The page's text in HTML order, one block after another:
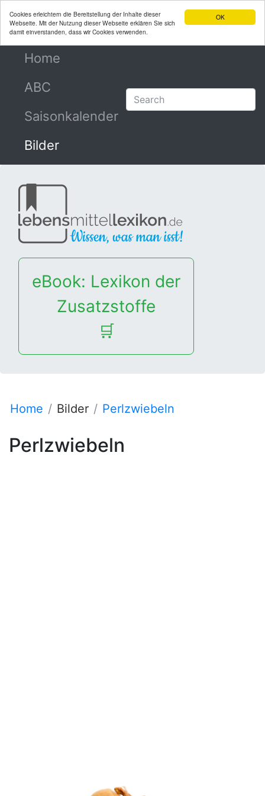
OK
Cookies erleichtern die Bereitstellung der Inhalte dieser
Webseite. Mit der Nutzung dieser Webseite erklären Sie sich
damit einverstanden, dass wir Cookies verwenden.
Home
ABC
Saisonkalender
Bilder
eBook: Lexikon der
Zusatzstoffe
🛒
Home Bilder Perlzwiebeln
Perlzwiebeln